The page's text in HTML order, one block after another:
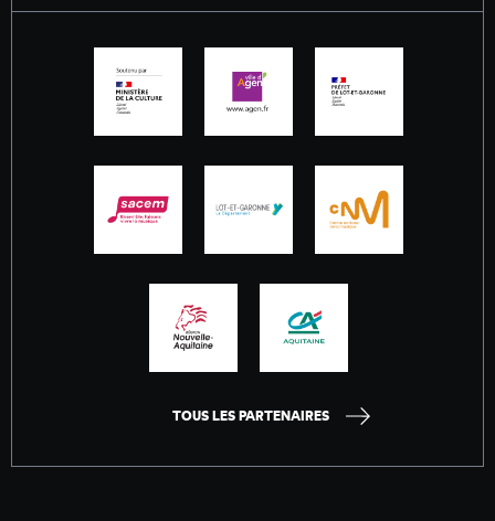
TOUS LES PARTENAIRES